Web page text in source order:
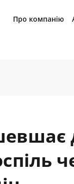
Про компанію